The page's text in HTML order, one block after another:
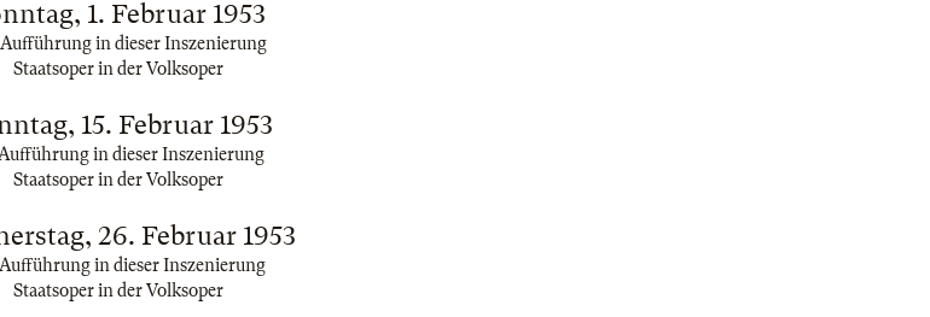
1. Februar 1953
in dieser Inszenierung
Staatsoper in der Volksoper
15. Februar 1953
in dieser Inszenierung
Staatsoper in der Volksoper
26. Februar 1953
in dieser Inszenierung
Staatsoper in der Volksoper